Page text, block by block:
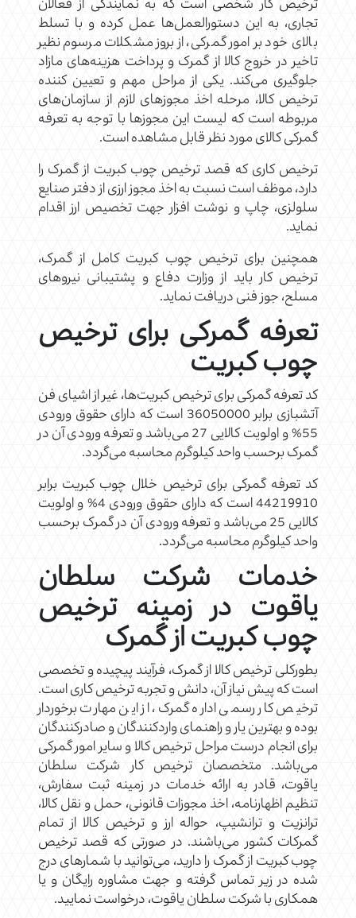
ترخیص کار شخصی است که به نمایندگی از فعالان
تجاری، به این دستورالعمل‌ها عمل کرده و با تسلط
بالای خود بر امور گمرکی، از بروز مشکلات مرسوم نظیر
تاخیر در خروج کالا از گمرک و پرداخت هزینه‌های مازاد
جلوگیری می‌کند. یکی از مراحل مهم و تعیین کننده
ترخیص کالا، مرحله اخذ مجوزهای لازم از سازمان‌های
مربوطه است که لیست این مجوزها با توجه به تعرفه
گمرکی کالای مورد نظر قابل مشاهده است.
ترخیص کاری که قصد ترخیص چوب کبریت از گمرک را
دارد، موظف است نسبت به اخذ مجوز ارزی از دفتر صنایع
سلولزی، چاپ و نوشت افزار جهت تخصیص ارز اقدام
نماید.
همچنین برای ترخیص چوب کبریت کامل از گمرک،
ترخیص کار باید از وزارت دفاع و پشتیبانی نیروهای
مسلح، جوز فنی دریافت نماید.
تعرفه گمرکی برای ترخیص
چوب کبریت
کد تعرفه گمرکی برای ترخیص کبریت‌ها، غیر از اشیای فن
‌آتشبازی برابر 36050000 است که دارای حقوق ورودی
55% و اولویت کالایی 27 می‌باشد و تعرفه ورودی آن در
گمرک برحسب واحد کیلوگرم محاسبه می‌گردد.
کد تعرفه گمرکی برای ترخیص خلال چوب کبریت برابر
44219910 است که دارای حقوق ورودی 4% و اولویت
کالایی 25 می‌باشد و تعرفه ورودی آن در گمرک برحسب
واحد کیلوگرم محاسبه می‌گردد.
خدمات شرکت سلطان
یاقوت در زمینه ترخیص
چوب کبریت از گمرک
بطورکلی ترخیص کالا از گمرک، فرآیند پیچیده و تخصصی
است که پیش نیاز آن، دانش و تجربه ترخیص کاری است.
ترخیص کار رسمی اداره گمرک، از این مهارت برخوردار
بوده و بهترین یار و راهنمای واردکنندگان و صادرکنندگان
برای انجام درست مراحل ترخیص کالا و سایر امور گمرکی
می‌باشد. متخصصان ترخیص کار شرکت سلطان
یاقوت، قادر به ارائه خدمات در زمینه ثبت سفارش،
تنظیم اظهارنامه، اخذ مجوزات قانونی، حمل و نقل کالا،
ترانزیت و ترانشیپ، حواله ارز و ترخیص کالا از تمام
گمرکات کشور می‌باشند. در صورتی که قصد ترخیص
چوب کبریت از گمرک را دارید، می‌توانید با شمار‌های درج
شده در زیر تماس گرفته و جهت مشاوره رایگان و یا
همکاری با شرکت سلطان یاقوت، درخواست نمایید.